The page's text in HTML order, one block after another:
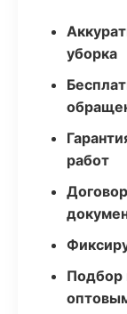
уборка
работ
Подбор